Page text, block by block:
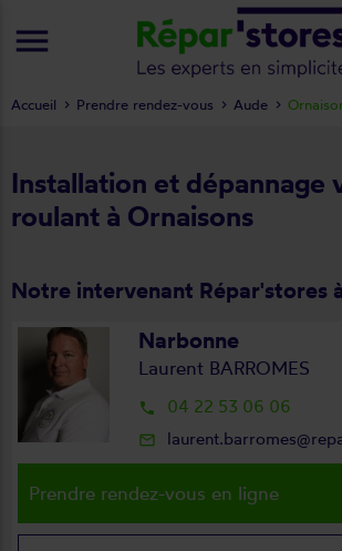
Installation et dépannage
roulant à Ornaisons
Notre intervenant Répar'stores
Narbonne
Laurent BARROMES
local_phone 04 22 53 06 06
mail_outline
Prendre rendez-vous en ligne
Accueil Prendre rendez-vous Aude
menu